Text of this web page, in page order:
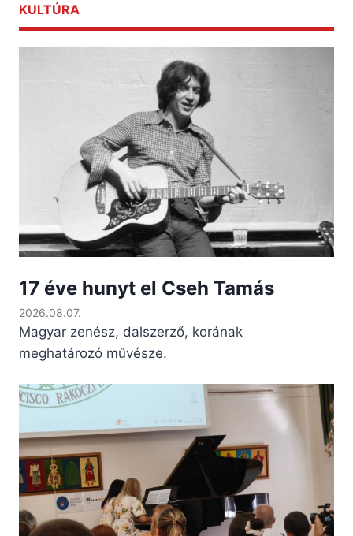
KULTÚRA
17 éve hunyt el Cseh Tamás
2026.08.07.
Magyar zenész, dalszerző, korának
meghatározó művésze.